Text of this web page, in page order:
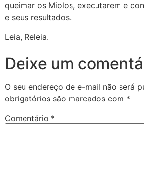
queimar os Miolos, executarem e
e seus resultados.
Leia, Releia.
Deixe um
O seu endereço de e-mail não será
obrigatórios são marcados com *
Comentário *